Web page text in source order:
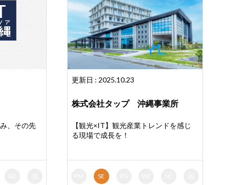
、その先
更新日 : 2025.10.23
株式会社タップ 沖縄事業所
【観光×IT】観光産業トレンドを感じ
る現場で成長を！
SE